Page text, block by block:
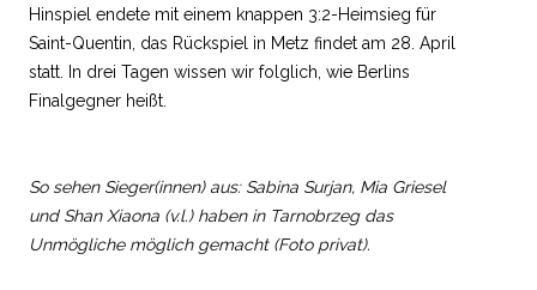
Hinspiel endete mit einem knappen 3:2-Heimsieg für
Saint-Quentin, das Rückspiel in Metz findet am 28. April
statt. In drei Tagen wissen wir folglich, wie Berlins
Finalgegner heißt.
So sehen Sieger(innen) aus: Sabina Surjan, Mia Griesel
und Shan Xiaona (v.l.) haben in Tarnobrzeg das
Unmögliche möglich gemacht (Foto privat).